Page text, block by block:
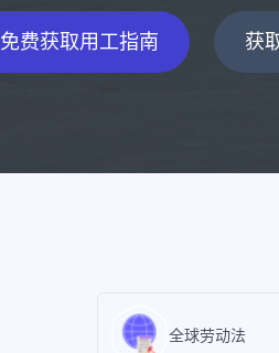
免费获取用工指南 获
全球劳动法